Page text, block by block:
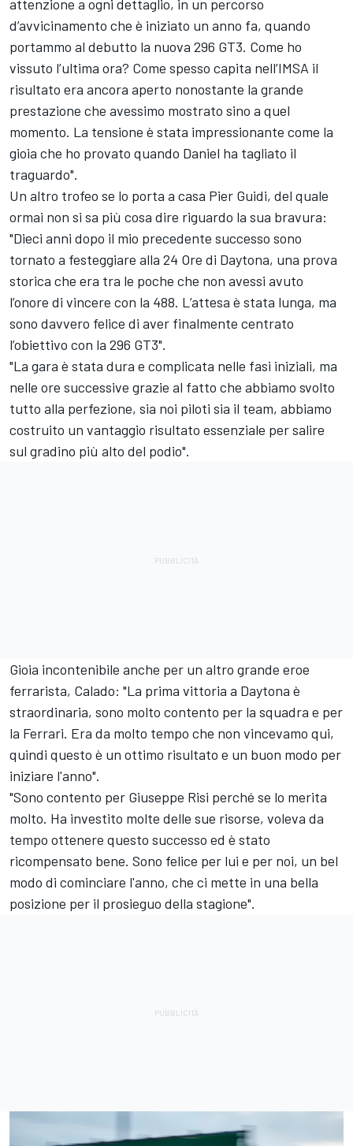
attenzione a ogni dettaglio, in un percorso
d’avvicinamento che è iniziato un anno fa, quando
portammo al debutto la nuova 296 GT3. Come ho
vissuto l’ultima ora? Come spesso capita nell’IMSA il
risultato era ancora aperto nonostante la grande
prestazione che avessimo mostrato sino a quel
momento. La tensione è stata impressionante come la
gioia che ho provato quando Daniel ha tagliato il
traguardo".
Un altro trofeo se lo porta a casa Pier Guidi, del quale
ormai non si sa più cosa dire riguardo la sua bravura:
"Dieci anni dopo il mio precedente successo sono
tornato a festeggiare alla 24 Ore di Daytona, una prova
storica che era tra le poche che non avessi avuto
l’onore di vincere con la 488. L’attesa è stata lunga, ma
sono davvero felice di aver finalmente centrato
l’obiettivo con la 296 GT3".
"La gara è stata dura e complicata nelle fasi iniziali, ma
nelle ore successive grazie al fatto che abbiamo svolto
tutto alla perfezione, sia noi piloti sia il team, abbiamo
costruito un vantaggio risultato essenziale per salire
sul gradino più alto del podio".
Gioia incontenibile anche per un altro grande eroe
ferrarista, Calado: "La prima vittoria a Daytona è
straordinaria, sono molto contento per la squadra e per
la Ferrari. Era da molto tempo che non vincevamo qui,
quindi questo è un ottimo risultato e un buon modo per
iniziare l'anno".
"Sono contento per Giuseppe Risi perché se lo merita
molto. Ha investito molte delle sue risorse, voleva da
tempo ottenere questo successo ed è stato
ricompensato bene. Sono felice per lui e per noi, un bel
modo di cominciare l'anno, che ci mette in una bella
posizione per il prosieguo della stagione".